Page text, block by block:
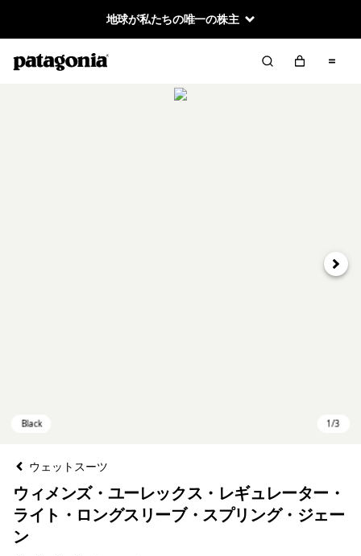
地球が私たちの唯一の株主
次へ
ウェットスーツ
ウィメンズ・ユーレックス・レギュレーター・
ライト・ロングスリーブ・スプリング・ジェー
ン